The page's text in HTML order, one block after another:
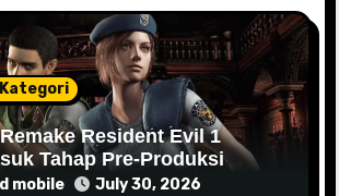
Resident Evil 1
Tahap Pre-Produksi
Lalu
mobile July 30, 2026